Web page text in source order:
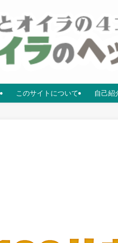
このサイトについて 自己紹